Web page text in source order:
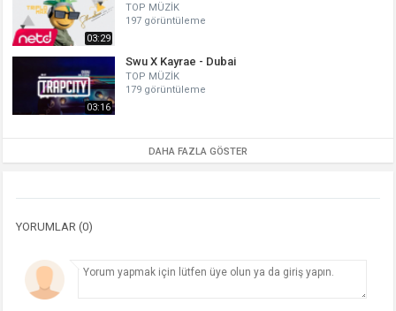
03:29
TOP MÜZİK
197 görüntüleme
03:16
Swu X Kayrae - Dubai
TOP MÜZİK
179 görüntüleme
DAHA FAZLA GÖSTER
YORUMLAR (0)